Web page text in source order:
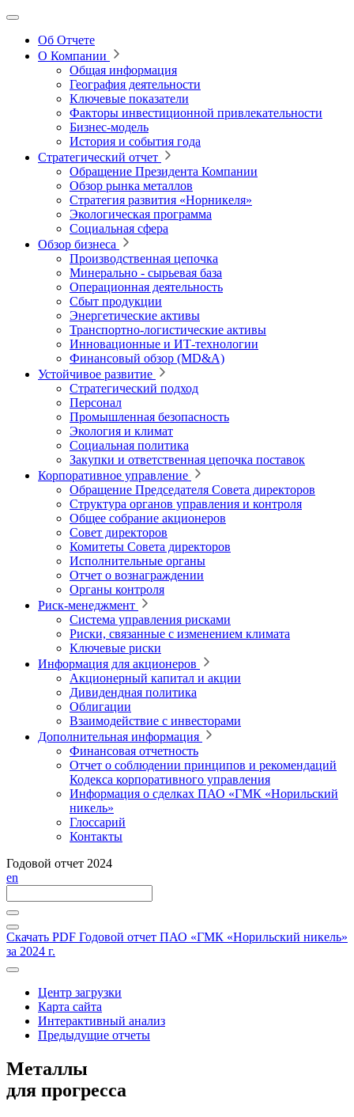
Об Отчете
О Компании
Общая информация
География деятельности
Ключевые показатели
Факторы инвестиционной привлекательности
Бизнес-модель
История и события года
Стратегический отчет
Обращение Президента Компании
Обзор рынка металлов
Стратегия развития «Норникеля»
Экологическая программа
Социальная сфера
Обзор бизнеса
Производственная цепочка
Минерально ‑ сырьевая база
Операционная деятельность
Сбыт продукции
Энергетические активы
Транспортно-логистические активы
Инновационные и ИТ‑технологии
Финансовый обзор (MD&A)
Устойчивое развитие
Стратегический подход
Персонал
Промышленная безопасность
Экология и климат
Социальная политика
Закупки и ответственная цепочка поставок
Корпоративное управление
Обращение Председателя Совета директоров
Структура органов управления и контроля
Общее собрание акционеров
Совет директоров
Комитеты Совета директоров
Исполнительные органы
Отчет о вознаграждении
Органы контроля
Риск-менеджмент
Система управления рисками
Риски, связанные с изменением климата
Ключевые риски
Информация для акционеров
Акционерный капитал и акции
Дивидендная политика
Облигации
Взаимодействие с инвесторами
Дополнительная информация
Финансовая отчетность
Отчет о соблюдении принципов и рекомендаций
Кодекса корпоративного управления
Информация о сделках ПАО «ГМК «Норильский
никель»
Глоссарий
Контакты
Годовой отчет 2024
en
Скачать PDF Годовой отчет ПАО «ГМК «Норильский никель»
за 2024 г.
Центр загрузки
Карта сайта
Интерактивный анализ
Предыдущие отчеты
Металлы
для прогресса